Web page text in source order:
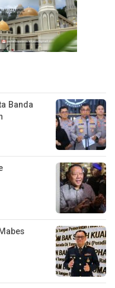
Banda